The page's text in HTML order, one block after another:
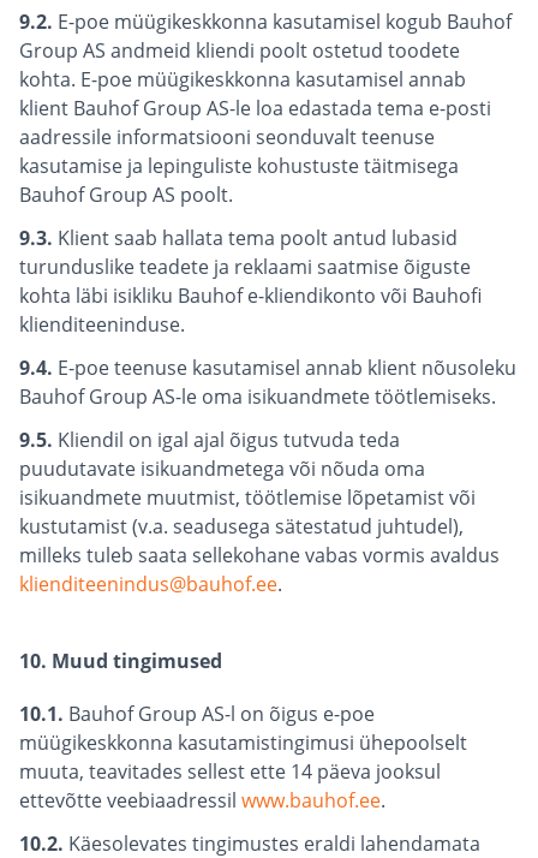
9.2. E-poe müügikeskkonna kasutamisel kogub Bauhof
Group AS andmeid kliendi poolt ostetud toodete
kohta. E-poe müügikeskkonna kasutamisel annab
klient Bauhof Group AS-le loa edastada tema e-posti
aadressile informatsiooni seonduvalt teenuse
kasutamise ja lepinguliste kohustuste täitmisega
Bauhof Group AS poolt.
9.3. Klient saab hallata tema poolt antud lubasid
turunduslike teadete ja reklaami saatmise õiguste
kohta läbi isikliku Bauhof e-kliendikonto või Bauhofi
klienditeeninduse.
9.4. E-poe teenuse kasutamisel annab klient nõusoleku
Bauhof Group AS-le oma isikuandmete töötlemiseks.
9.5. Kliendil on igal ajal õigus tutvuda teda
puudutavate isikuandmetega või nõuda oma
isikuandmete muutmist, töötlemise lõpetamist või
kustutamist (v.a. seadusega sätestatud juhtudel),
milleks tuleb saata sellekohane vabas vormis avaldus
klienditeenindus@bauhof.ee.
10. Muud tingimused
10.1. Bauhof Group AS-l on õigus e-poe
müügikeskkonna kasutamistingimusi ühepoolselt
muuta, teavitades sellest ette 14 päeva jooksul
ettevõtte veebiaadressil www.bauhof.ee.
10.2. Käesolevates tingimustes eraldi lahendamata